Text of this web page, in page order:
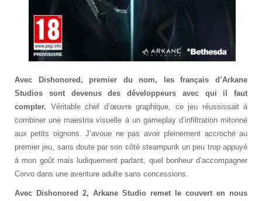
Avec Dishonored, premier du nom, les français d’Arkane
Studios sont devenus des développeurs avec qui il faut
compter. Véritable chef d’œuvre graphique, ce jeu réussissait à
combiner une maestria visuelle à un gameplay d’infiltration mitonné
aux petits oignons. J’avoue ne pas avoir pleinement accroché au
premier jeu, sans doute par son côté steampunk un peu trop appuyé
à mon goût mais ludiquement parlant, quel bonheur d’accompagner
Corvo dans une aventure adulte sans concessions.
Avec Dishonored 2, Arkane Studio remet le couvert en nous